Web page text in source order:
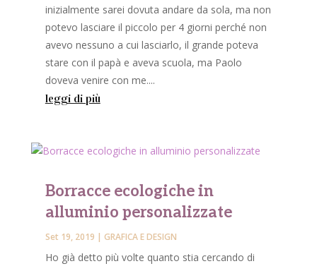
inizialmente sarei dovuta andare da sola, ma non
potevo lasciare il piccolo per 4 giorni perché non
avevo nessuno a cui lasciarlo, il grande poteva
stare con il papà e aveva scuola, ma Paolo
doveva venire con me....
leggi di più
Borracce ecologiche in
alluminio personalizzate
Set 19, 2019 | GRAFICA E DESIGN
Ho già detto più volte quanto stia cercando di